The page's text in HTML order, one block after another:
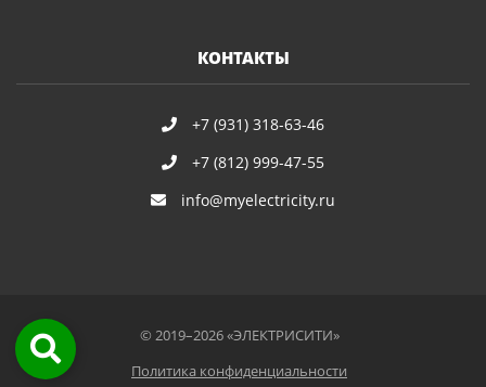
КОНТАКТЫ
+7 (931) 318-63-46
+7 (812) 999-47-55
info@myelectricity.ru
© 2019–2026 «ЭЛЕКТРИСИТИ»
Политика конфиденциальности